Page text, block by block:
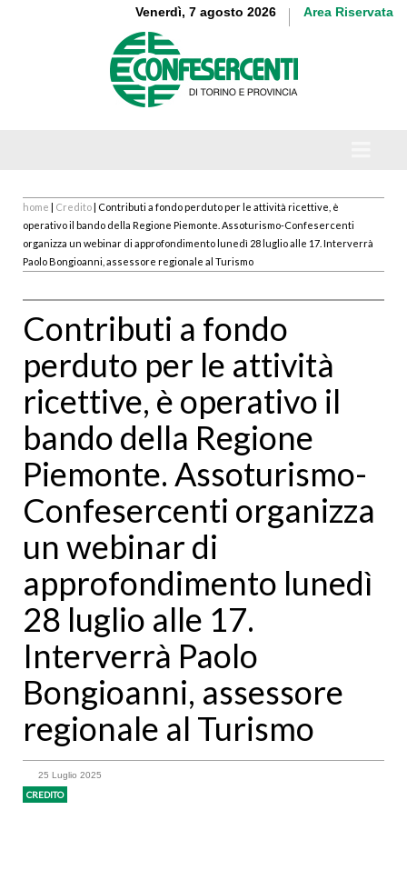
Venerdì, 7 agosto 2026 Area Riservata
home | Credito| Contributi a fondo perduto per le attività ricettive, è
operativo il bando della Regione Piemonte. Assoturismo-Confesercenti
organizza un webinar di approfondimento lunedì 28 luglio alle 17. Interverrà
Paolo Bongioanni, assessore regionale al Turismo
Contributi a fondo
perduto per le attività
ricettive, è operativo il
bando della Regione
Piemonte. Assoturismo-
Confesercenti organizza
un webinar di
approfondimento lunedì
28 luglio alle 17.
Interverrà Paolo
Bongioanni, assessore
regionale al Turismo
25 Luglio 2025
CREDITO